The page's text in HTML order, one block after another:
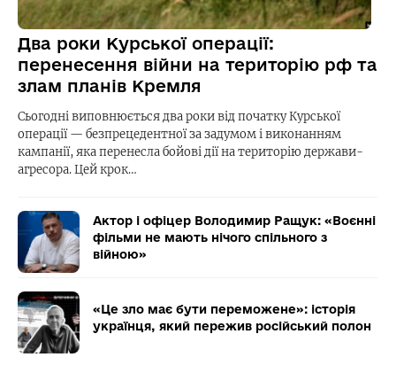
Два роки Курської операції:
перенесення війни на територію рф та
злам планів Кремля
Сьогодні виповнюється два роки від початку Курської
операції — безпрецедентної за задумом і виконанням
кампанії, яка перенесла бойові дії на територію держави-
агресора. Цей крок…
Актор і офіцер Володимир Ращук: «Воєнні
фільми не мають нічого спільного з
війною»
«Це зло має бути переможене»: історія
українця, який пережив російський полон